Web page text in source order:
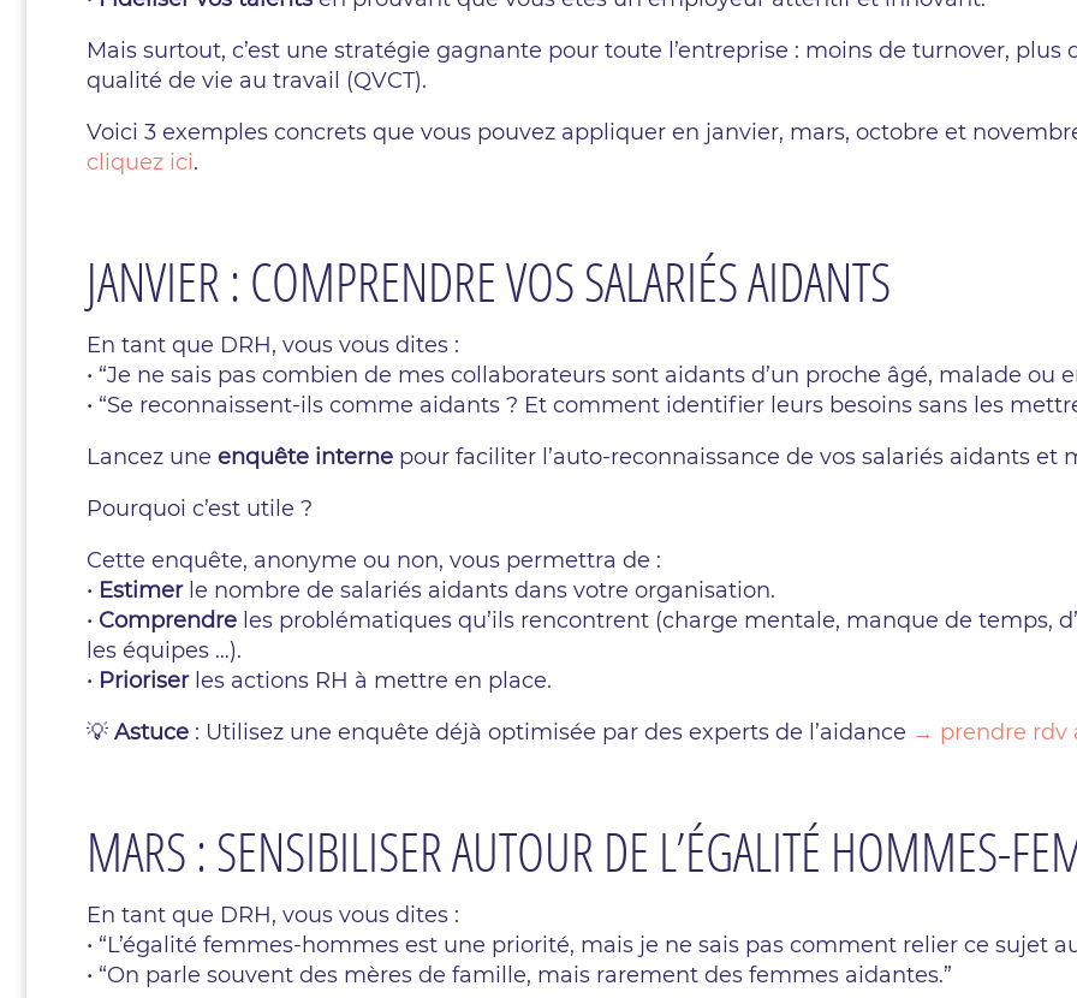
Mais surtout, c’est une stratégie gagnante pour toute l’entreprise : moins de turnover,
qualité de vie au travail (QVCT).
Voici 3 exemples concrets que vous pouvez appliquer en janvier, mars, octobre et
cliquez ici.
JANVIER : COMPRENDRE VOS SALARIÉS AIDANTS
En tant que DRH, vous vous dites :
• “Je ne sais pas combien de mes collaborateurs sont aidants d’un proche âgé, malade ou
• “Se reconnaissent-ils comme aidants ? Et comment identifier leurs besoins sans les
Lancez une enquête interne pour faciliter l’auto-reconnaissance de vos salariés aidants et
Pourquoi c’est utile ?
Cette enquête, anonyme ou non, vous permettra de :
• Estimerle nombre de salariés aidants dans votre organisation.
• Comprendre les problématiques qu’ils rencontrent (charge mentale, manque de temps,
les équipes …).
• Prioriserles actions RH à mettre en place.
💡 Astuce : Utilisez une enquête déjà optimisée par des experts de l’aidance → prendre rdv
MARS : SENSIBILISER AUTOUR DE L’ÉGALITÉ HOMMES-
En tant que DRH, vous vous dites :
• “L’égalité femmes-hommes est une priorité, mais je ne sais pas comment relier ce sujet
• “On parle souvent des mères de famille, mais rarement des femmes aidantes.”